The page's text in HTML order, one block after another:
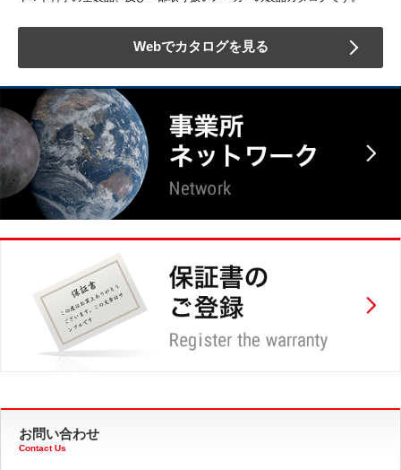
Webでカタログを見る
お問い合わせ
Contact Us